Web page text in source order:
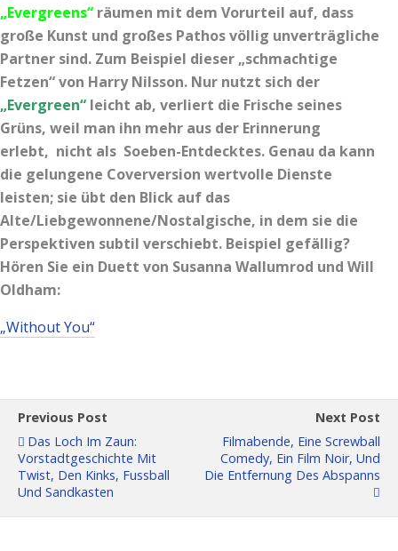
„Evergreens“ räumen mit dem Vorurteil auf, dass
große Kunst und großes Pathos völlig unverträgliche
Partner sind. Zum Beispiel dieser „schmachtige
Fetzen“ von Harry Nilsson. Nur nutzt sich der
„Evergreen“ leicht ab, verliert die Frische seines
Grüns, weil man ihn mehr aus der Erinnerung
erlebt, nicht als Soeben-Entdecktes. Genau da kann
die gelungene Coverversion wertvolle Dienste
leisten; sie übt den Blick auf das
Alte/Liebgewonnene/Nostalgische, in dem sie die
Perspektiven subtil verschiebt. Beispiel gefällig?
Hören Sie ein Duett von Susanna Wallumrod und Will
Oldham:
„Without You“
Previous Post
Das Loch Im Zaun:
Vorstadtgeschichte Mit
Twist, Den Kinks, Fussball
Und Sandkasten
Next Post
Filmabende, Eine Screwball
Comedy, Ein Film Noir, Und
Die Entfernung Des Abspanns